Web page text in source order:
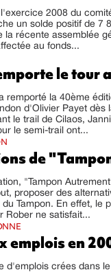
2008 du
un solde positif de 7
la récente assemblée
au fonds...
le tour
remporté la 40ème
d'Olivier Payet dès
le trail de Cilaos,
le semi-trail ont...
de
"Tampon
proposer des
Tampon. En effet, le
Rober ne satisfait...
emplois en
d'emplois crées dans